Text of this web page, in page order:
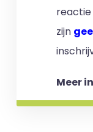
reactie
zijn
Meer